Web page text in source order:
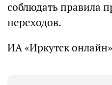
соблюдать правила
переходов.
ИА «Иркутск онлайн»